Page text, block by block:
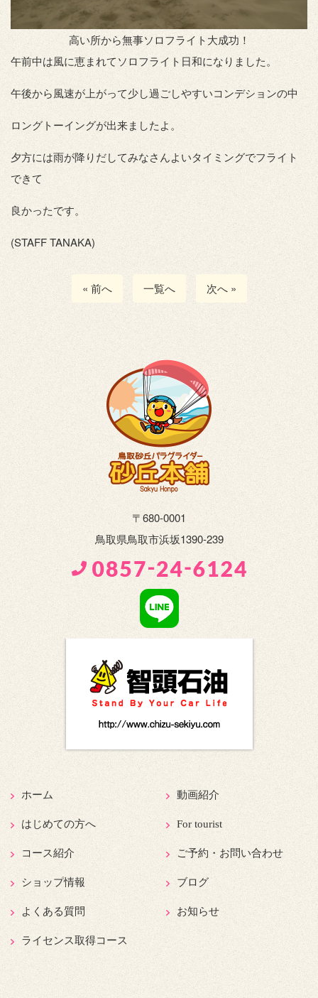
高い所から無事ソロフライト大成功！
午前中は風に恵まれてソロフライト日和になりました。
午後から風速が上がって少し過ごしやすいコンデションの中
ロングトーイングが出来ましたよ。
夕方には雨が降りだしてみなさんよいタイミングでフライト
できて
良かったです。
(STAFF TANAKA)
« 前へ 一覧へ 次へ »
〒680-0001
鳥取県鳥取市浜坂1390-239
ホーム
はじめての方へ
コース紹介
ショップ情報
よくある質問
ライセンス取得コース
動画紹介
For tourist
ご予約・お問い合わせ
ブログ
お知らせ